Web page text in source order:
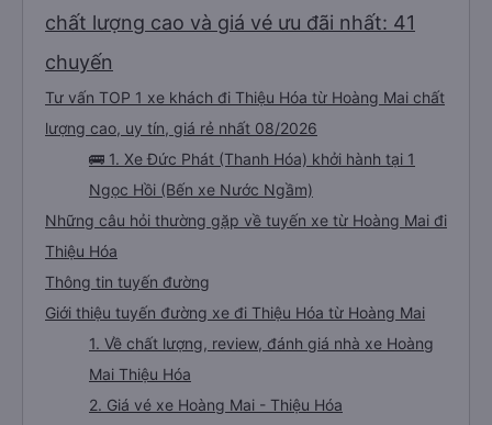
chất lượng cao và giá vé ưu đãi nhất: 41
chuyến
Tư vấn TOP 1 xe khách đi Thiệu Hóa từ Hoàng Mai chất
lượng cao, uy tín, giá rẻ nhất 08/2026
🚌 1. Xe Đức Phát (Thanh Hóa) khởi hành tại 1
Ngọc Hồi (Bến xe Nước Ngầm)
Những câu hỏi thường gặp về tuyến xe từ Hoàng Mai đi
Thiệu Hóa
Thông tin tuyến đường
Giới thiệu tuyến đường xe đi Thiệu Hóa từ Hoàng Mai
1. Về chất lượng, review, đánh giá nhà xe Hoàng
Mai Thiệu Hóa
2. Giá vé xe Hoàng Mai - Thiệu Hóa